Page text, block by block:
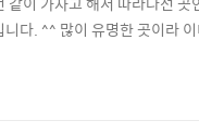
다. ^^ 많이 유명한 곳이라
'이 바로 이곳에서 취재해간